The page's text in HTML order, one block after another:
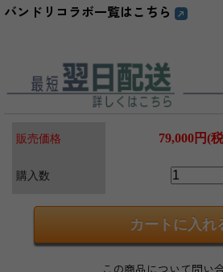
バンドリコラボ一覧はこちら
販売価格 79,000円(
購入数
この商品について問い